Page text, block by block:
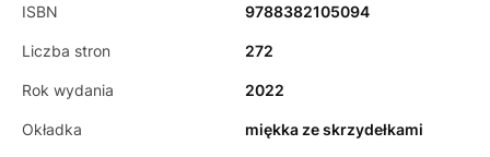
ISBN 9788382105094
Liczba stron 272
Rok wydania 2022
Okładka miękka ze skrzydełkami